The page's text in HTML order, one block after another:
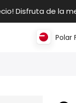
Disfruta de la
Polar